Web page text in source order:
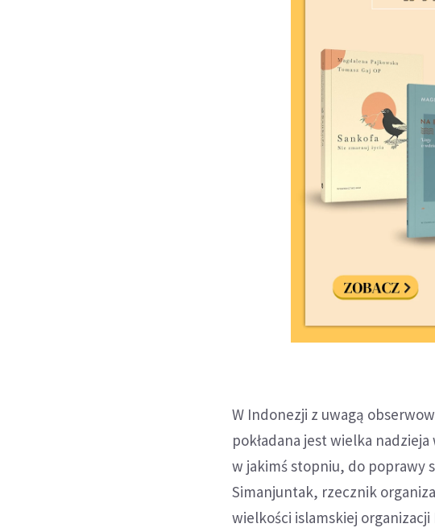
W Indonezji z uwagą
pokładana jest wielka
w jakimś stopniu, do poprawy
Simanjuntak, rzecznik
wielkości islamskiej